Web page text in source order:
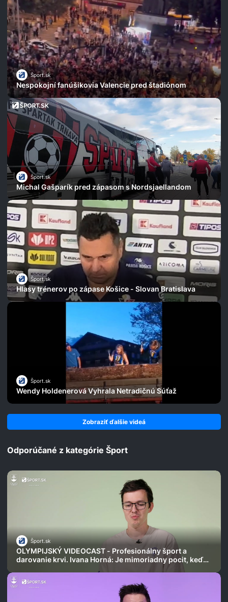
Šport.sk
Nespokojní fanúšikovia Valencie pred štadiónom
Šport.sk
Michal Gašparík pred zápasom s Nordsjaellandom
Šport.sk
Hlasy trénerov po zápase Košice - Slovan Bratislava
Šport.sk
Wendy Holdenerová Vyhrala Netradičnú Súťaž
Zobraziť ďalšie videá
Odporúčané z kategórie Šport
Šport.sk
OLYMPIJSKÝ VIDEOCAST - Profesionálny šport a
darovanie krvi. Ivana Horná: Je mimoriadny pocit, keď